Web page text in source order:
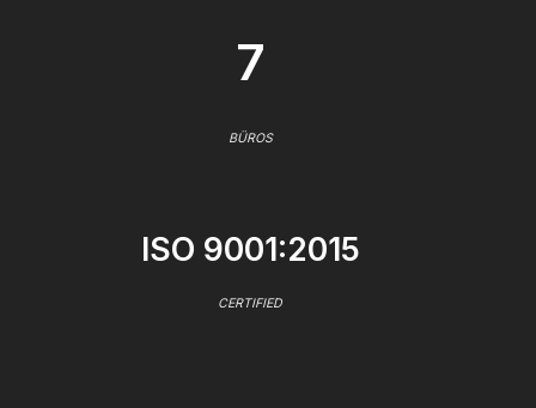
7
BÜROS
ISO 9001:2015
CERTIFIED